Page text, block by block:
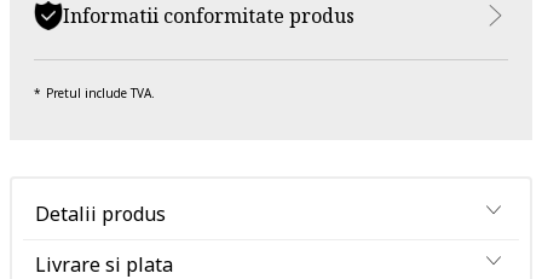
Informatii conformitate produs
Pretul include TVA.
Detalii produs
Livrare si plata